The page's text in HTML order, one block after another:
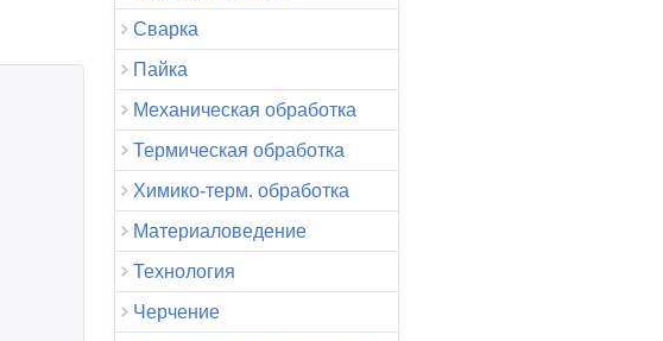
Сварка
Пайка
Механическая обработка
Термическая обработка
Химико-терм. обработка
Материаловедение
Технология
Черчение